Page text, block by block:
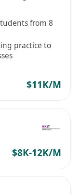
声去除、频谱变
础结构工具的使
通能力；
合法工作的权
器人大赛者；
from 8
practice to
$11K/M
$8K-12K/M